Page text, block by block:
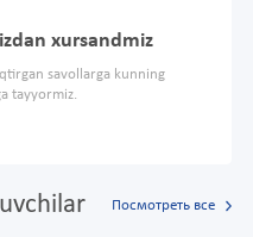
xursandmiz
savollarga kunning
tayyormiz.
Посмотреть все